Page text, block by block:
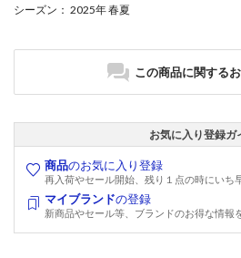
シーズン ： 2025年 春夏
この商品に関する
お気に入り登録ガ
商品のお気に入り登録
再入荷やセール開始、残り１点の時にいち
マイブランドの登録
新商品やセール等、ブランドのお得な情報